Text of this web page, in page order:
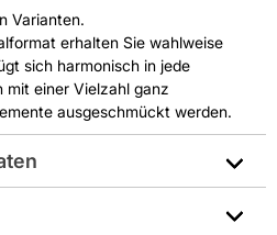
Varianten.
erhalten Sie wahlweise
sich harmonisch in jede
mit einer Vielzahl ganz
ausgeschmückt werden.